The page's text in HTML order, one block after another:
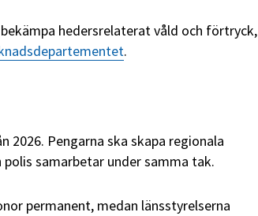
hedersrelaterat våld och förtryck,
.
Pengarna ska skapa regionala
samarbetar under samma tak.
permanent, medan länsstyrelserna